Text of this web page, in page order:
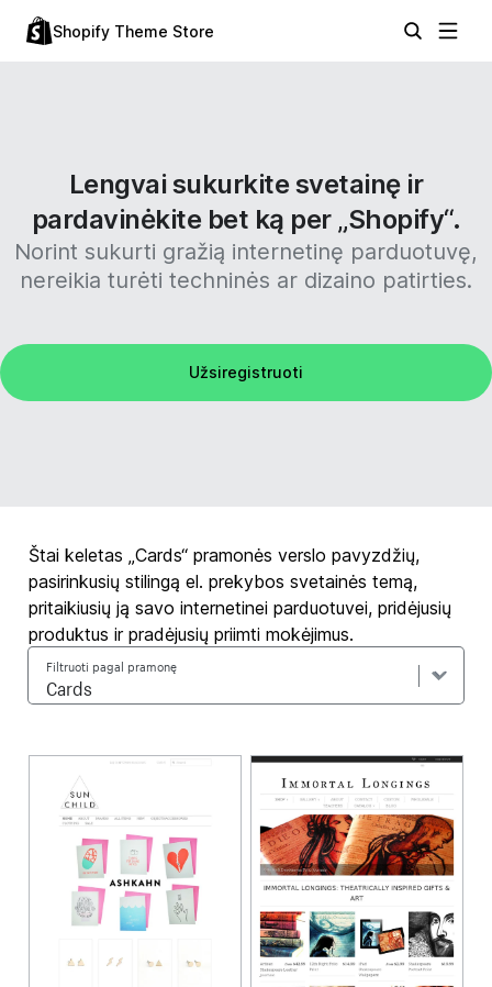
Shopify Theme Store
Lengvai sukurkite svetainę ir
pardavinėkite bet ką per „Shopify“.
Norint sukurti gražią internetinę parduotuvę,
nereikia turėti techninės ar dizaino patirties.
Užsiregistruoti
Štai keletas „Cards“ pramonės verslo pavyzdžių,
pasirinkusių stilingą el. prekybos svetainės temą,
pritaikiusių ją savo internetinei parduotuvei, pridėjusių
produktus ir pradėjusių priimti mokėjimus.
Filtruoti pagal pramonę